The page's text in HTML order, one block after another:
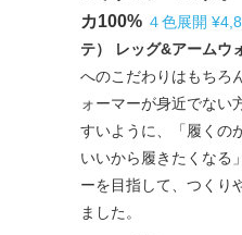
カ100% ４色展開
テ） レッグ&アームウ
へのこだわりはもちろ
ォーマーが身近でない
すいように、「履くの
いいから履きたくなる
ーを目指して、つくり
ました。